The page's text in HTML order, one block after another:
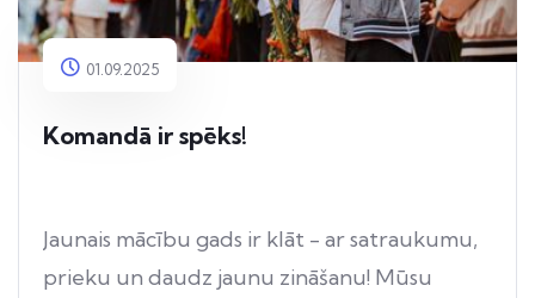
01.09.2025
Komandā ir spēks!
Jaunais mācību gads ir klāt - ar satraukumu,
prieku un daudz jaunu zināšanu! Mūsu